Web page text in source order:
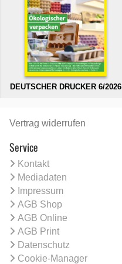
DEUTSCHER DRUCKER 6/2026
Vertrag widerrufen
Service
Kontakt
Mediadaten
Impressum
AGB Shop
AGB Online
AGB Print
Datenschutz
Cookie-Manager